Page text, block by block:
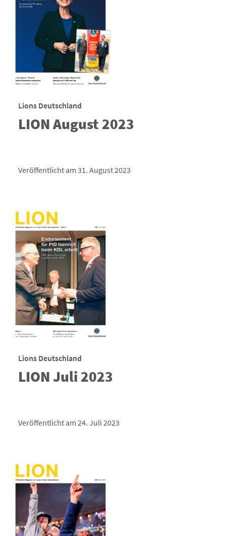
Lions Deutschland
LION August 2023
Veröffentlicht am 31. August 2023
Lions Deutschland
LION Juli 2023
Veröffentlicht am 24. Juli 2023